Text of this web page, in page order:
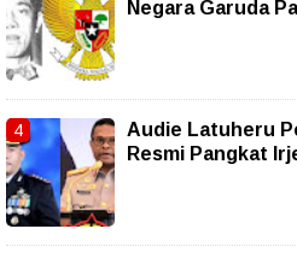
Negara Garuda
Audie Latuheru
Resmi Pangkat